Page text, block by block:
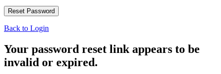
Back to Login
Your password reset link appears to be
invalid or expired.